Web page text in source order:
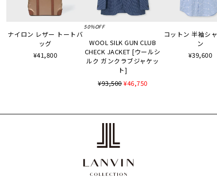
ナイロン レザー トートバ
ッグ
¥41,800
50%OFF
WOOL SILK GUN CLUB
CHECK JACKET [ウールシ
ルク ガンクラブジャケッ
ト]
¥93,500¥46,750
コットン 半袖シ
ン
¥39,600